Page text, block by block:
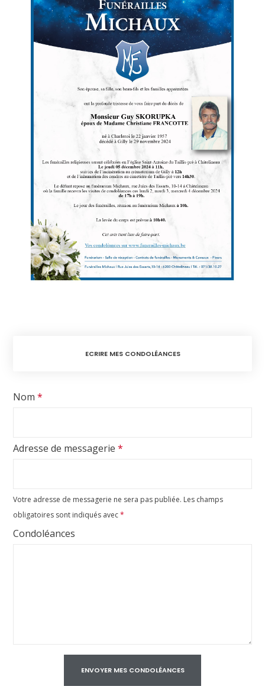
ECRIRE MES CONDOLÉANCES
Votre adresse de messagerie ne sera pas publiée. Les champs
obligatoires sont indiqués avec*
Condoléances
Nom *
Adresse de messagerie *